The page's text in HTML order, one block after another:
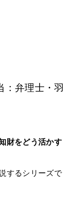
弁理士・羽
財をどう活かす
するシリーズで